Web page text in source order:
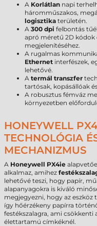
A Korlátlan napi
háromműszakos,
logisztika területén.
A 300 dpi felbontás
apró méretű 2D kódok
megjelenítéséhez.
A rugalmas
Ethernet interfészek,
lehetővé.
A termál transzfer
tartósak, kopásállóak
A robusztus fémváz
környezetben
HONEYWELL
TECHNOLÓGIA
MECHANIZMUS
A Honeywell PX4ie
alkalmaz, amihez
lehetővé teszi, hogy papír,
alapanyagokra is kiváló
megjegyezni, hogy az
így hőérzékeny papírra
festékszalagra, ami csökkenti
élettartamú címkéknél.